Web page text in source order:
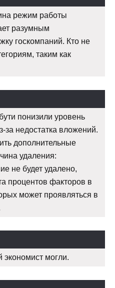
режим работы
разумным
госкомпаний. Кто не
таким как
понизили уровень
за недостатка вложений.
дополнительные
удаления:
не будет удалено,
процентов факторов в
может проявляться в
экономист могли.